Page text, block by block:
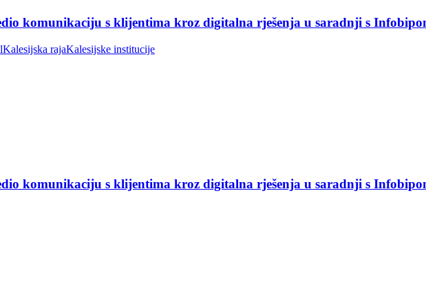
komunikaciju s klijentima kroz digitalna rješenja u saradnji s
Kalesijska rajaKalesijske institucije
komunikaciju s klijentima kroz digitalna rješenja u saradnji s